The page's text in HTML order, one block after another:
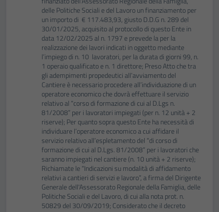
delle Politiche Sociali e del Lavoro un finanziamento per
un importo di € 117.483,93, giusto D.D.G n. 289 del
30/01/2025, acquisito al protocollo di questo Ente in
data 12/02/2025 al n. 1797 e prevede la per la
realizzazione dei lavori indicati in oggetto mediante
l’impiego di n. 10 lavoratori, per la durata di giorni 99, n.
1 operaio qualificato e n. 1 direttore; Preso Atto che tra
gli adempimenti propedeutici all’avviamento del
Cantiere è necessario procedere all’individuazione di un
operatore economico che dovrà effettuare il servizio
relativo al “corso di formazione di cui al D.Lgs n.
81/2008” per i lavoratori impiegati (per n. 12 unità + 2
riserve); Per quanto sopra questo Ente ha necessità di
individuare l’operatore economico a cui affidare il
servizio relativo all’espletamento del “di corso di
formazione di cui al D.Lgs. 81/2008” per i lavoratori che
saranno impiegati nel cantiere (n. 10 unità + 2 riserve);
Richiamate le “Indicazioni su modalità di affidamento
relativi a cantieri di servizi e lavoro”, a firma del Dirigente
Generale dell'Assessorato Regionale della Famiglia, delle
Politiche Sociali e del Lavoro, di cui alla nota prot. n.
50829 del 30/09/2019; Considerato che il decreto